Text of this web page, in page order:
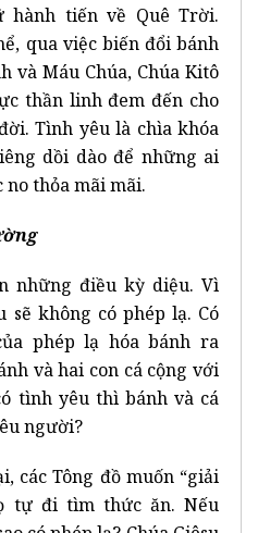
hành tiến về Quê Trời.
qua việc biến đổi bánh
Máu Chúa, Chúa Kitô
thần linh đem đến cho
Tình yêu là chìa khóa
dồi dào để những ai
no thỏa mãi mãi.
những điều kỳ diệu. Vì
không có phép lạ. Có
phép lạ hóa bánh ra
và hai con cá cộng với
tình yêu thì bánh và cá
người?
các Tông đồ muốn “giải
tự đi tìm thức ăn. Nếu